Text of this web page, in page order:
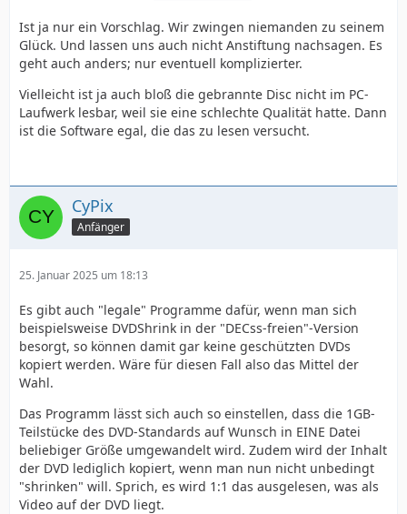
Ist ja nur ein Vorschlag. Wir zwingen niemanden zu seinem
Glück. Und lassen uns auch nicht Anstiftung nachsagen. Es
geht auch anders; nur eventuell komplizierter.
Vielleicht ist ja auch bloß die gebrannte Disc nicht im PC-
Laufwerk lesbar, weil sie eine schlechte Qualität hatte. Dann
ist die Software egal, die das zu lesen versucht.
CyPix
Anfänger
25. Januar 2025 um 18:13
Es gibt auch "legale" Programme dafür, wenn man sich
beispielsweise DVDShrink in der "DECss-freien"-Version
besorgt, so können damit gar keine geschützten DVDs
kopiert werden. Wäre für diesen Fall also das Mittel der
Wahl.
Das Programm lässt sich auch so einstellen, dass die 1GB-
Teilstücke des DVD-Standards auf Wunsch in EINE Datei
beliebiger Größe umgewandelt wird. Zudem wird der Inhalt
der DVD lediglich kopiert, wenn man nun nicht unbedingt
"shrinken" will. Sprich, es wird 1:1 das ausgelesen, was als
Video auf der DVD liegt.